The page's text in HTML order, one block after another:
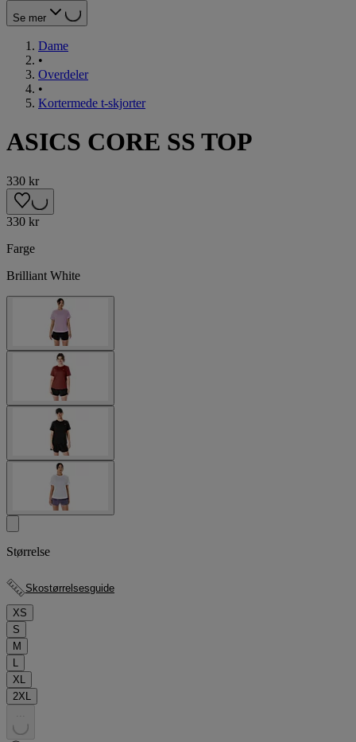
Se mer
Dame
•
Overdeler
•
Kortermede t-skjorter
ASICS CORE SS TOP
330 kr
330 kr
Farge
Brilliant White
Størrelse
XS
S
M
L
XL
2XL